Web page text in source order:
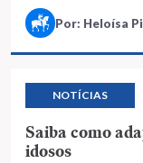
Por: Heloísa
NOTÍCIAS
Saiba como
idosos